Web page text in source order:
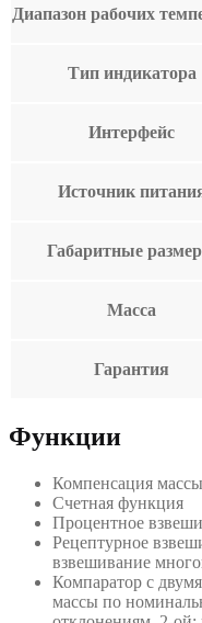
Диапазон рабочих
Тип индикатора
Интерфейс
Источник
Габаритные
Масса
Гарантия
Функции
Компенсация
Счетная функция
Процентное
Рецептурное
взвешивание
Компаратор с
массы по